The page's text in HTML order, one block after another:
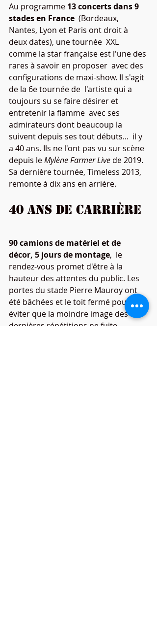
Au programme 13 concerts dans 9
stades en France
  (Bordeaux,
Nantes, Lyon et Paris ont droit à
deux dates), une tournée  XXL
comme la star française est l'une des
rares à savoir en proposer  avec des
configurations de maxi-show. Il s'agit
de la 6e tournée de  l'artiste qui a
toujours su se faire désirer et
entretenir la flamme  avec ses
admirateurs dont beaucoup la
suivent depuis ses tout débuts...  il y
a 40 ans. Ils ne l'ont pas vu sur scène
depuis le Mylène Farmer Live de 2019.
Sa dernière tournée, Timeless 2013,
remonte à dix ans en arrière.
40 ans de carrière
90 camions de matériel et de
décor, 5 jours de montage,  le
rendez-vous promet d'être à la
hauteur des attentes du public. Les
portes du stade Pierre Mauroy ont
été bâchées et le toit fermé pour
éviter que la moindre image des
dernières répétitions ne fuite.